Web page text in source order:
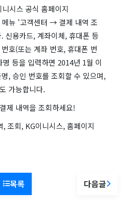
시스 공식 홈페이지
뉴 ‘고객센터 → 결제 내역 조
신용카드, 계좌이체, 휴대폰 등
호(또는 계좌 번호, 휴대폰 번
등을 입력하면 2014년 1월 이
, 승인 번호를 조회할 수 있으며,
가능합니다.
제 내역을 조회하세요!
조회, KG이니시스, 홈페이지
목록 다음글